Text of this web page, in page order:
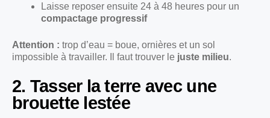
Laisse reposer ensuite 24 à 48 heures pour un
compactage progressif
Attention : trop d’eau = boue, ornières et un sol
impossible à travailler. Il faut trouver le juste milieu.
2. Tasser la terre avec une
brouette lestée